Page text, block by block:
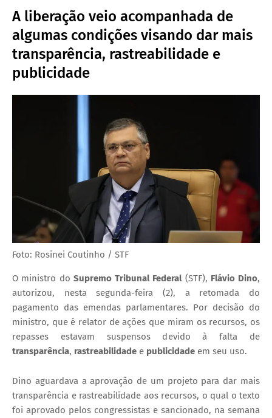
A liberação veio acompanhada de
algumas condições visando dar mais
transparência, rastreabilidade e
publicidade
Foto: Rosinei Coutinho / STF
O ministro do Supremo Tribunal Federal(STF), Flávio Dino,
autorizou, nesta segunda-feira (2), a retomada do
pagamento das emendas parlamentares. Por decisão do
ministro, que é relator de ações que miram os recursos, os
repasses estavam suspensos devido à falta de
transparência, rastreabilidade e publicidade em seu uso.
Dino aguardava a aprovação de um projeto para dar mais
transparência e rastreabilidade aos recursos, o qual o texto
foi aprovado pelos congressistas e sancionado, na semana